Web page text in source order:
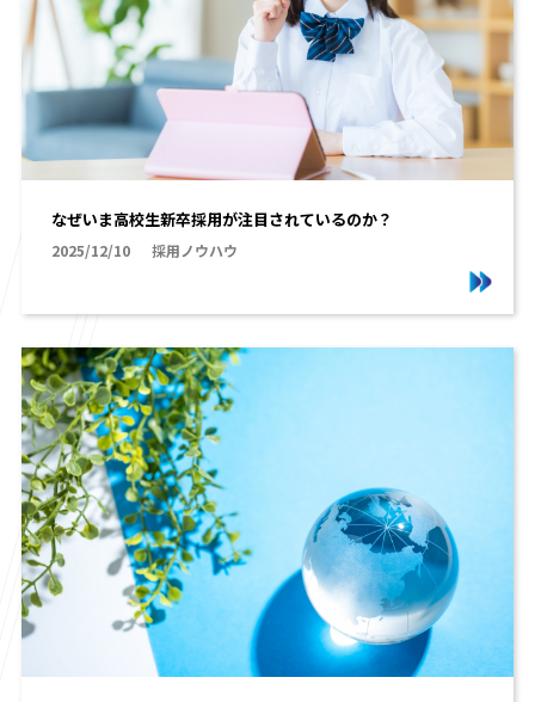
なぜいま高校生新卒採用が注目されているのか？
2025/12/10 採用ノウハウ